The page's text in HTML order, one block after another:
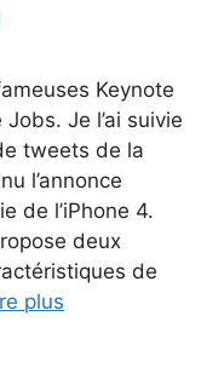
Keynote
Je l’ai suivie
tweets de la
l’annonce
de l’iPhone 4.
deux
de
plus